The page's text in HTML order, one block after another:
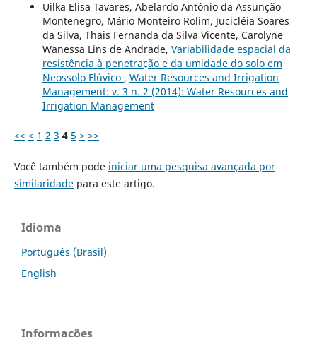
Uilka Elisa Tavares, Abelardo Antônio da Assunção
Montenegro, Mário Monteiro Rolim, Jucicléia Soares
da Silva, Thais Fernanda da Silva Vicente, Carolyne
Wanessa Lins de Andrade, Variabilidade espacial da
resistência à penetração e da umidade do solo em
Neossolo Flúvico , Water Resources and Irrigation
Management: v. 3 n. 2 (2014): Water Resources and
Irrigation Management
<< < 1 2 3 4 5 > >>
Você também pode iniciar uma pesquisa avançada por
similaridadepara este artigo.
Idioma
Português (Brasil)
English
Informações